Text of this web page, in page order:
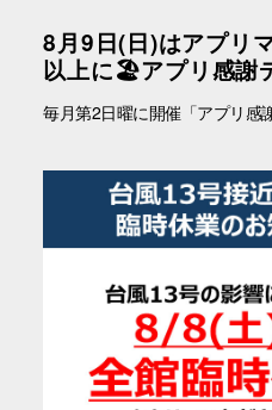
8月9日(日)はアプリ
以上に🏖️アプリ感謝